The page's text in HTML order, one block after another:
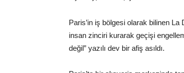
Paris’in iş bölgesi olarak bilinen La
insan zinciri kurarak geçişi
değil” yazılı dev bir afiş asıldı.